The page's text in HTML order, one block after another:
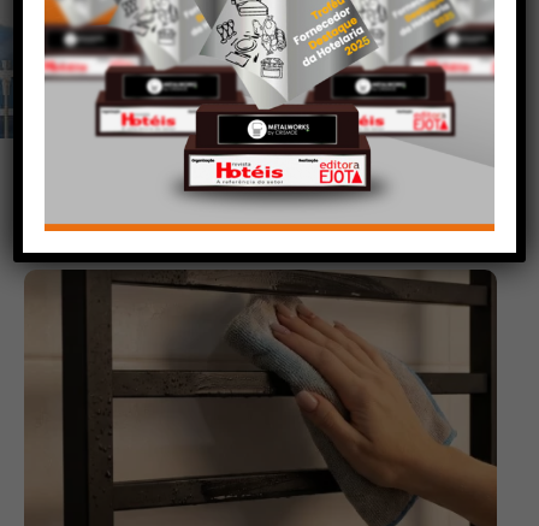
a instalação e utilização de
nossos produtos: manuais,
vídeos, catálogos e tudo
mais que precisa.
TAMBÉM